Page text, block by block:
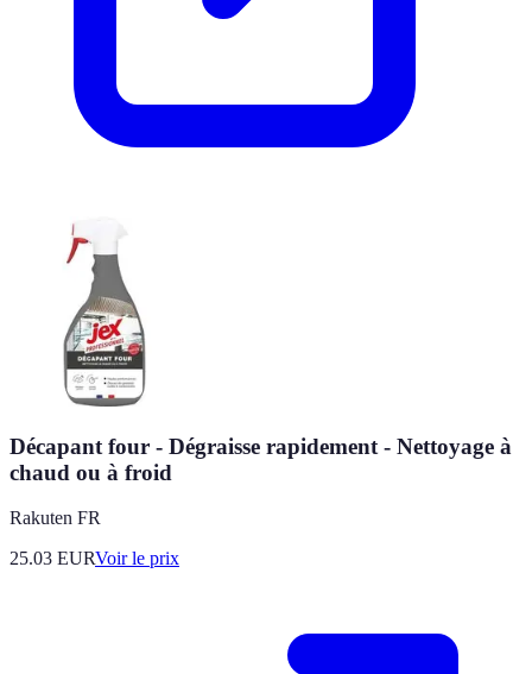
Décapant four - Dégraisse rapidement - Nettoyage à
chaud ou à froid
Rakuten FR
25.03 EURVoir le prix